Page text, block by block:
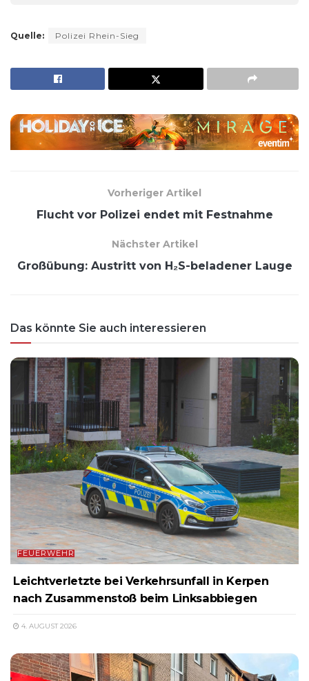
Quelle: Polizei Rhein-Sieg
Vorheriger Artikel
Flucht vor Polizei endet mit Festnahme
Nächster Artikel
Großübung: Austritt von H₂S-beladener Lauge
Das könnte Sie auch interessieren
FEUERWEHR
Leichtverletzte bei Verkehrsunfall in Kerpen
nach Zusammenstoß beim Linksabbiegen
4. AUGUST 2026